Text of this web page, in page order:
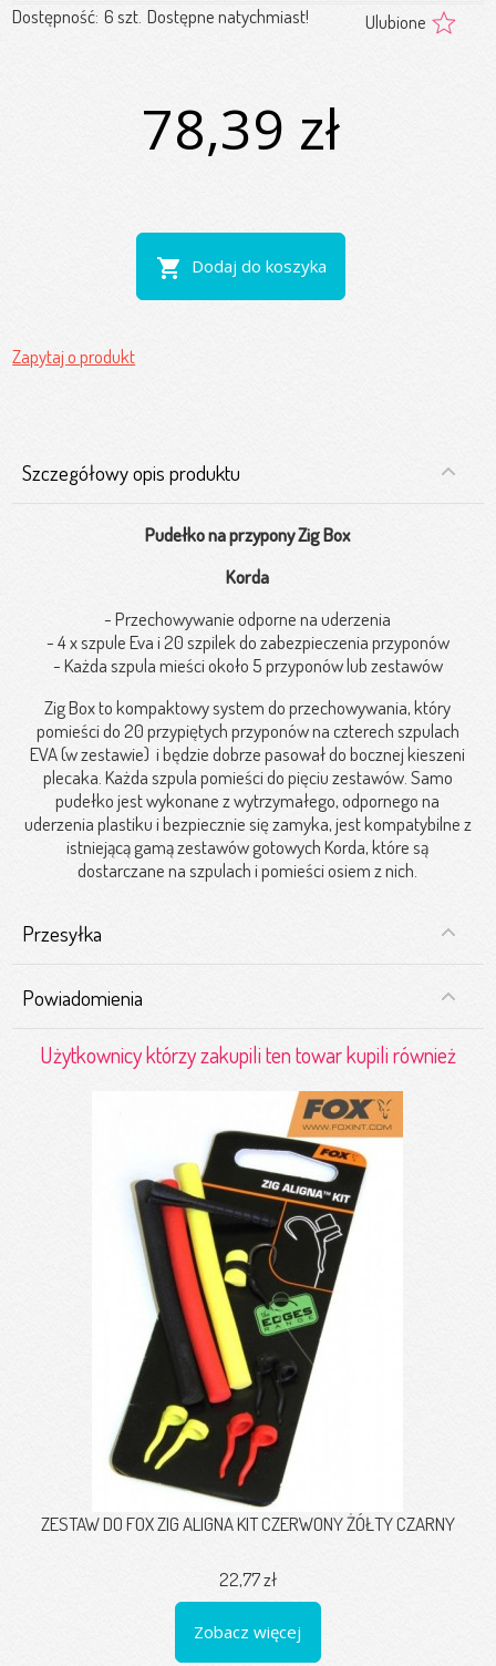
Dostępność: 6 szt. Dostępne natychmiast! Ulubione
78,39 zł
shopping_cart Dodaj do koszyka
Zapytaj o produkt
Szczegółowy opis produktu
Pudełko na przypony Zig Box
Korda
- Przechowywanie odporne na uderzenia
- 4 x szpule Eva i 20 szpilek do zabezpieczenia przyponów
- Każda szpula mieści około 5 przyponów lub zestawów
Zig Box to kompaktowy system do przechowywania, który
pomieści do 20 przypiętych przyponów na czterech szpulach
EVA (w zestawie) i będzie dobrze pasował do bocznej kieszeni
plecaka. Każda szpula pomieści do pięciu zestawów. Samo
pudełko jest wykonane z wytrzymałego, odpornego na
uderzenia plastiku i bezpiecznie się zamyka, jest kompatybilne z
istniejącą gamą zestawów gotowych Korda, które są
dostarczane na szpulach i pomieści osiem z nich.
Przesyłka
Powiadomienia
Użytkownicy którzy zakupili ten towar kupili również
ZESTAW DO FOX ZIG ALIGNA KIT CZERWONY ŻÓŁTY CZARNY
22,77 zł
Zobacz więcej